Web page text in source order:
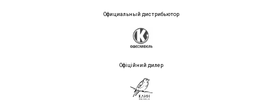
Официальный дистрибьютор
Офіційний дилер